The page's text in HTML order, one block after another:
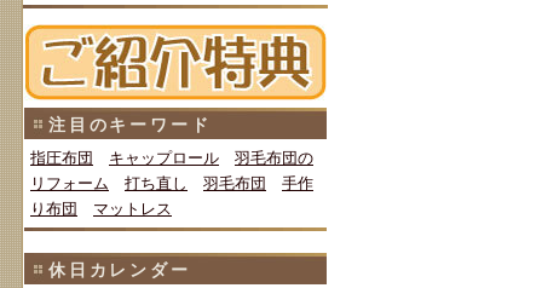
注目のキーワード
指圧布団 キャップロール
羽毛布団の
リフォーム
打ち直し 羽毛布団
手作
り布団
マットレス
休日カレンダー